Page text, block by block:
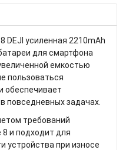
DEJI усиленная 2210mAh
для смартфона
емкостью
пользоваться
обеспечивает
повседневных задачах.
требований
и подходит для
устройства при износе